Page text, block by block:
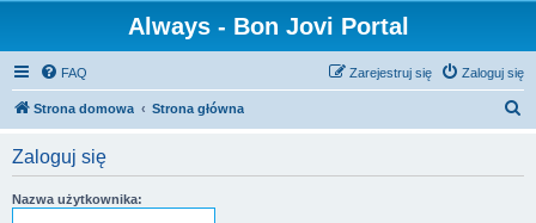
Always - Bon Jovi Portal
FAQ Zaloguj się
Zarejestruj się
Strona domowa Strona główna
Zaloguj się
Nazwa użytkownika: